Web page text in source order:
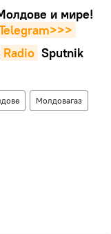
и мире!
Radio Sputnik
Молдовагаз